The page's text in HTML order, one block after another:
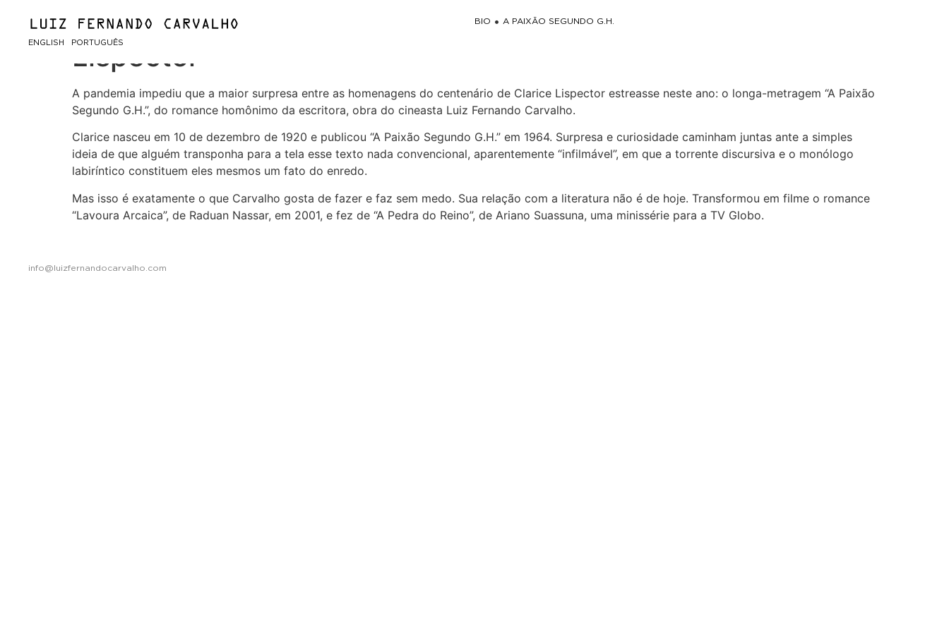
ENGLISH PORTUGUÊS
BIO A PAIXÃO SEGUNDO G.H.
Filme inédito dá destaque à doméstica em obra de Clarice
Lispector
A pandemia impediu que a maior surpresa entre as homenagens do centenário de Clarice Lispector estreasse neste ano: o longa-metragem “A Paixão
Segundo G.H.”, do romance homônimo da escritora, obra do cineasta Luiz Fernando Carvalho.
Clarice nasceu em 10 de dezembro de 1920 e publicou “A Paixão Segundo G.H.” em 1964. Surpresa e curiosidade caminham juntas ante a simples
ideia de que alguém transponha para a tela esse texto nada convencional, aparentemente “infilmável”, em que a torrente discursiva e o monólogo
labiríntico constituem eles mesmos um fato do enredo.
Mas isso é exatamente o que Carvalho gosta de fazer e faz sem medo. Sua relação com a literatura não é de hoje. Transformou em filme o romance
“Lavoura Arcaica”, de Raduan Nassar, em 2001, e fez de “A Pedra do Reino”, de Ariano Suassuna, uma minissérie para a TV Globo.
info@luizfernandocarvalho.com